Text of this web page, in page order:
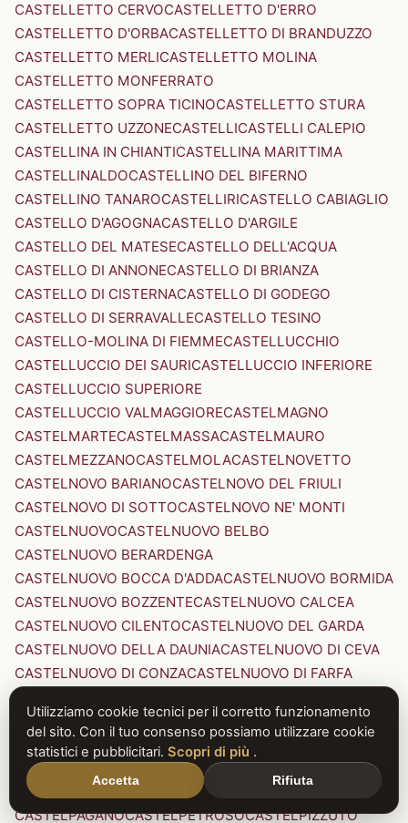
CASTELLETTO CERVOCASTELLETTO D'ERRO
CASTELLETTO D'ORBACASTELLETTO DI BRANDUZZO
CASTELLETTO MERLICASTELLETTO MOLINA
CASTELLETTO MONFERRATO
CASTELLETTO SOPRA TICINOCASTELLETTO STURA
CASTELLETTO UZZONECASTELLICASTELLI CALEPIO
CASTELLINA IN CHIANTICASTELLINA MARITTIMA
CASTELLINALDOCASTELLINO DEL BIFERNO
CASTELLINO TANAROCASTELLIRICASTELLO CABIAGLIO
CASTELLO D'AGOGNACASTELLO D'ARGILE
CASTELLO DEL MATESECASTELLO DELL'ACQUA
CASTELLO DI ANNONECASTELLO DI BRIANZA
CASTELLO DI CISTERNACASTELLO DI GODEGO
CASTELLO DI SERRAVALLECASTELLO TESINO
CASTELLO-MOLINA DI FIEMMECASTELLUCCHIO
CASTELLUCCIO DEI SAURICASTELLUCCIO INFERIORE
CASTELLUCCIO SUPERIORE
CASTELLUCCIO VALMAGGIORECASTELMAGNO
CASTELMARTECASTELMASSACASTELMAURO
CASTELMEZZANOCASTELMOLACASTELNOVETTO
CASTELNOVO BARIANOCASTELNOVO DEL FRIULI
CASTELNOVO DI SOTTOCASTELNOVO NE' MONTI
CASTELNUOVOCASTELNUOVO BELBO
CASTELNUOVO BERARDENGA
CASTELNUOVO BOCCA D'ADDACASTELNUOVO BORMIDA
CASTELNUOVO BOZZENTECASTELNUOVO CALCEA
CASTELNUOVO CILENTOCASTELNUOVO DEL GARDA
CASTELNUOVO DELLA DAUNIACASTELNUOVO DI CEVA
CASTELNUOVO DI CONZACASTELNUOVO DI FARFA
CASTELNUOVO DI PORTO CASTELNUOVO DON BOSCO
CASTELNUOVO MAGRACASTELNUOVO NIGRA
CASTELNUOVO PARANOCASTELNUOVO RANGONE
CASTELNUOVO SCRIVIA
CASTELNUOVO VAL DI CECINA
CASTELPAGANOCASTELPETROSOCASTELPIZZUTO
Utilizziamo cookie tecnici per il corretto funzionamento
del sito. Con il tuo consenso possiamo utilizzare cookie
statistici e pubblicitari. Scopri di più .
Accetta Rifiuta